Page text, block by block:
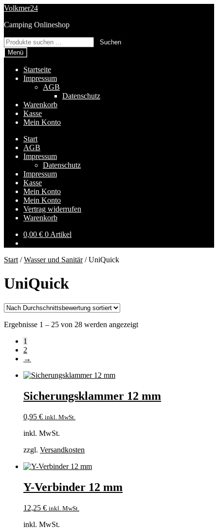
Zur
springen
Zum
springen
Volkmer24
Camping Onlineshop
Suchen
nach:
Suchen
Menü
Startseite
Impressum
AGB
Datenschutz
Warenkorb
Kasse
Mein Konto
Start
AGB
Impressum
Datenschutz
Impressum
Kasse
Mein Konto
Mein Konto
Vertrag widerrufen
Warenkorb
0,00 € 0 Artikel
Start /Wasser und Sanitär/UniQuick
UniQuick
Ergebnisse 1 – 25 von 28 werden angezeigtNach
1
2
→
Sicherungsklammer 12 mm
0,95 € inkl. MwSt.
inkl. MwSt.
zzgl. Versandkosten
Y-Verbinder 12 mm
12,25 € inkl. MwSt.
inkl. MwSt.